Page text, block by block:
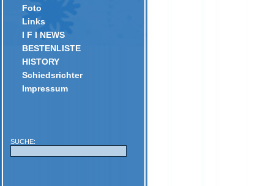
Foto
Links
I F I NEWS
BESTENLISTE
HISTORY
Schiedsrichter
Impressum
SUCHE: